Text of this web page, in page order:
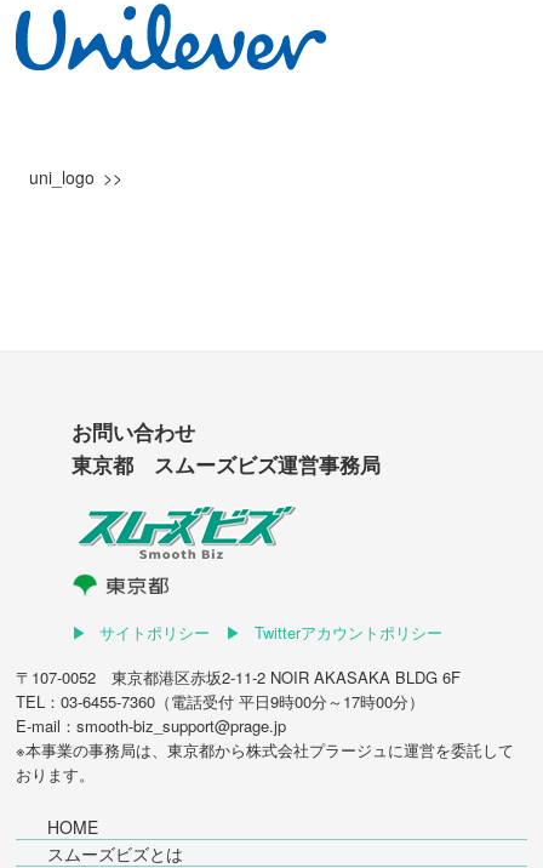
uni_logo
お問い合わせ
東京都 スムーズビズ運営事務局
サイトポリシー
Twitterアカウントポリシー
〒107-0052 東京都港区赤坂2-11-2 NOIR AKASAKA BLDG 6F
TEL：03-6455-7360（電話受付 平日9時00分～17時00分）
E-mail：smooth-biz_support@prage.jp
※本事業の事務局は、東京都から株式会社プラージュに運営を委託して
おります。
HOME
スムーズビズとは